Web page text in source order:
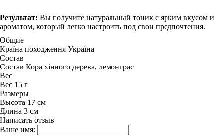
Результат: Вы получите натуральный тоник с ярким вкусом и
ароматом, который легко настроить под свои предпочтения.
Общие
Країна походження Україна
Состав
Состав Кора хінного дерева, лемонграс
Вес
Вес 15 г
Размеры
Высота 17 см
Длина 3 см
Написать отзыв
Ваше имя: